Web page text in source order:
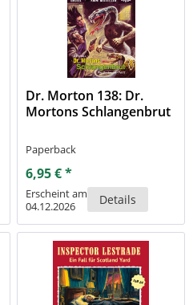
Dr. Morton 138: Dr.
Mortons Schlangenbrut
Paperback
6,95 € *
Erscheint am
04.12.2026
Details